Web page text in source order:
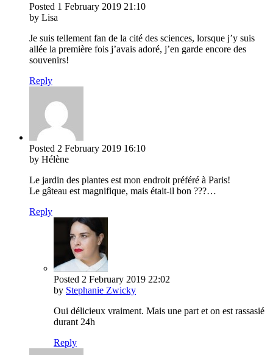
Posted 1 February 2019 21:10
by Lisa
Je suis tellement fan de la cité des sciences, lorsque j’y suis
allée la première fois j’avais adoré, j’en garde encore des
souvenirs!
Reply
Posted 2 February 2019 16:10
by Hélène
Le jardin des plantes est mon endroit préféré à Paris!
Le gâteau est magnifique, mais était-il bon ???…
Reply
Posted 2 February 2019 22:02
by Stephanie Zwicky
Oui délicieux vraiment. Mais une part et on est rassasié
durant 24h
Reply